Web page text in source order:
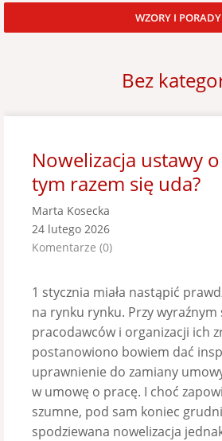
WZORY I PORADY
Bez
Nowelizacja ustawy o
tym razem się uda?
Marta Kosecka
24 lutego 2026
Komentarze (0)
1 stycznia miała nastąpić
na rynku rynku. Przy wyraźnym
pracodawców i organizacji ich
postanowiono bowiem dać
uprawnienie do zamiany
w umowę o pracę. I choć
szumne, pod sam koniec
spodziewana nowelizacja